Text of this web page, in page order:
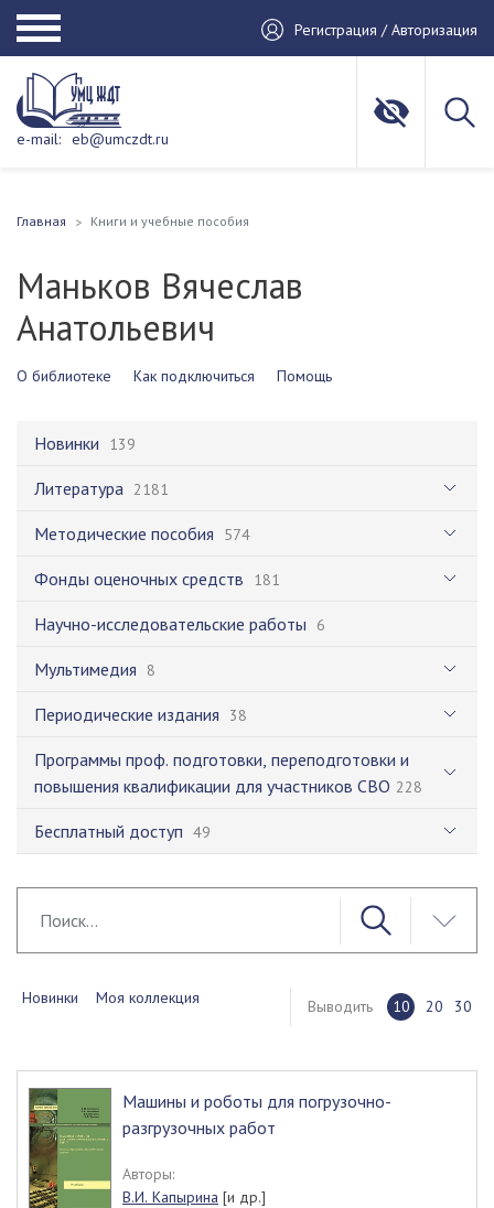
Регистрация / Авторизация
e-mail: eb@umczdt.ru
Главная Книги и учебные пособия
Маньков Вячеслав
Анатольевич
О библиотеке Как подключиться Помощь
Новинки 139
Литература 2181
Методические пособия 574
Фонды оценочных средств 181
Научно-исследовательские работы 6
Мультимедия 8
Периодические издания 38
Программы проф. подготовки, переподготовки и
повышения квалификации для участников СВО 228
Бесплатный доступ 49
Новинки Моя коллекция Выводить 10 20 30
Машины и роботы для погрузочно-
разгрузочных работ
Авторы:
В.И. Капырина [и др.]